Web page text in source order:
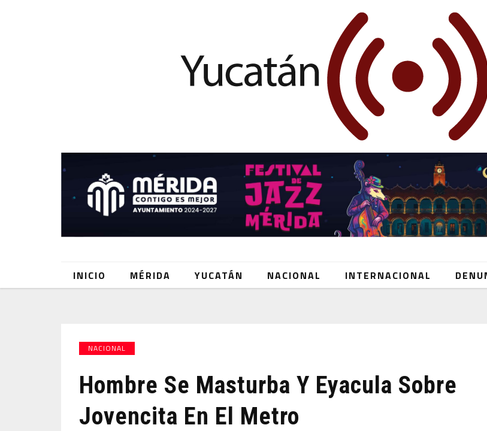
INICIO MÉRIDA YUCATÁN NACIONAL INTERNACIONAL
NACIONAL
Hombre Se Masturba Y Eyacula Sobre
Jovencita En El Metro